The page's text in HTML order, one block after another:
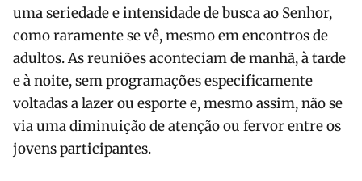
uma seriedade e intensidade de busca ao Senhor,
como raramente se vê, mesmo em encontros de
adultos. As reuniões aconteciam de manhã, à tarde
e à noite, sem programações especificamente
voltadas a lazer ou esporte e, mesmo assim, não se
via uma diminuição de atenção ou fervor entre os
jovens participantes.